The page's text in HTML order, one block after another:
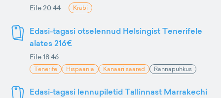
Eile 20:44 Krabi
Edasi-tagasi otselennud Helsingist Tenerifele
alates 216€
Eile 18:46
Tenerife Hispaania Kanaari saared Rannapuhkus
Edasi-tagasi lennupiletid Tallinnast Marrakechi